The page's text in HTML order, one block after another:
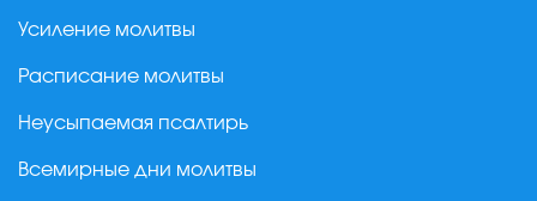
Усиление молитвы
Расписание молитвы
Неусыпаемая псалтирь
Всемирные дни молитвы